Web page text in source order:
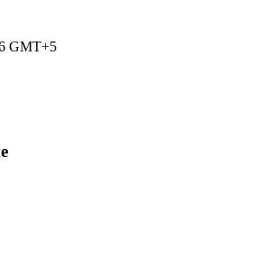
GMT+5